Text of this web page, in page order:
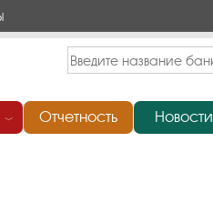
﹀ Отчетность Новости